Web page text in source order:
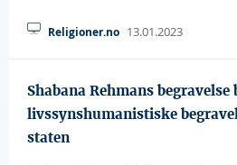
Religioner.no 13.01.2023
Shabana Rehmans
livssynshumanistiske
staten